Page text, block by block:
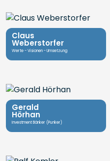
Claus
Weberstorfer
Werte - Visionen - Umsetzung
Gerald
Hörhan
Investment Bänker (Punker)